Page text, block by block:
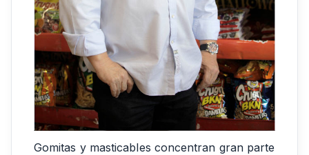
Gomitas y masticables concentran gran parte